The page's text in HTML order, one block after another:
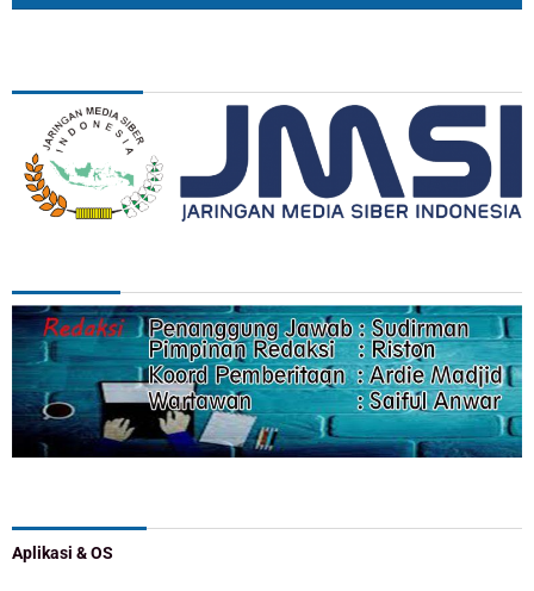
Aplikasi & OS